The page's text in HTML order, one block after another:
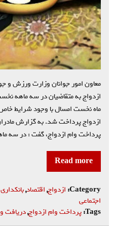
معاون امور جوانان وزارت ورزش و
ازدواج به متقاضیان در سه ماهه
ازدواج پرداخت‌ شد. به گزارش
پرداخت وام ازدواج، گفت : در سه
Read more
Category: ازدواج,اقتصاد,
اجتماعی
Tags: پرداخت وام ازدواج,دریافت